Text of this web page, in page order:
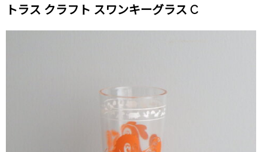
トラス クラフト スワンキーグラス C